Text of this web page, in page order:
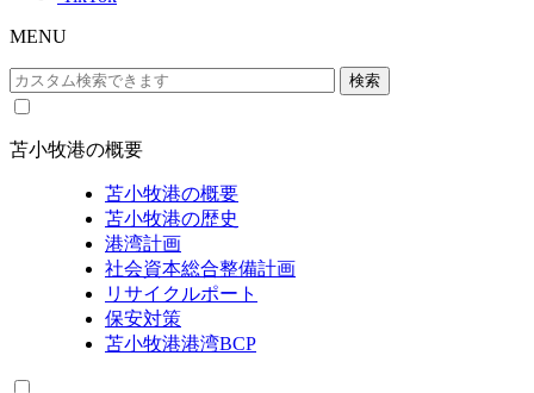
MENU
苫小牧港の概要
苫小牧港の概要
苫小牧港の歴史
港湾計画
社会資本総合整備計画
リサイクルポート
保安対策
苫小牧港港湾BCP